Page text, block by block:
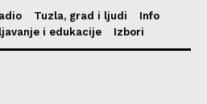
Tuzla, grad i ljudi
Info
i edukacije Izbori